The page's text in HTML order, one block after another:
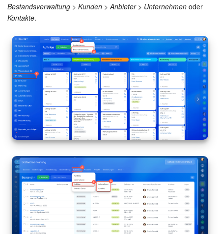
Bestandsverwaltung > Kunden > Anbieter > Unternehmen oder
Kontakte.